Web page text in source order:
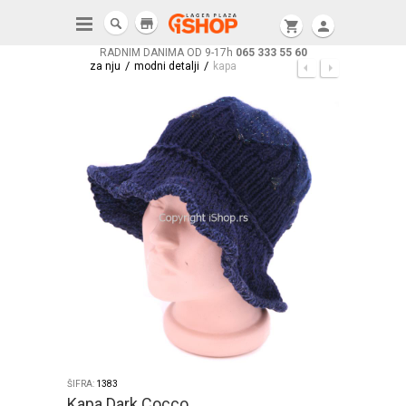
RADNIM DANIMA OD 9-17h 065 333 55 60
shopping_cart person
store
za nju / modni detalji / kapa
ŠIFRA: 1383